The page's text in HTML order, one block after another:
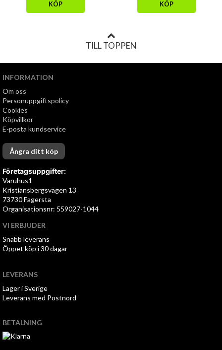
KÖP KÖP
TILL TOPPEN
INFORMATION
Om oss
Personuppgiftspolicy
Cookies
Köpvillkor
E-posta kundservice
Ångra ditt köp
Företagsuppgifter:
Varuhus1
Kristiansbergsvägen 13
73730 Fagersta
Organisationsnr: 559027-1044
VI ERBJUDER
Snabb leverans
Öppet köp i 30 dagar
LEVERANS
Lager i Sverige
Leverans med Postnord
BETALNING